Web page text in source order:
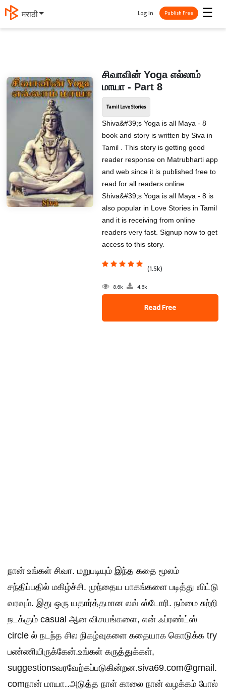
मराठी ☰
Log In Publish Free
சிவாவின் Yoga எல்லாம்
மாயா - Part 8
Tamil Love Stories
Shiva&#39;s Yoga is all Maya - 8
book and story is written by Siva in
Tamil . This story is getting good
reader response on Matrubharti app
and web since it is published free to
read for all readers online.
Shiva&#39;s Yoga is all Maya - 8 is
also popular in Love Stories in Tamil
and it is receiving from online
readers very fast. Signup now to get
access to this story.
(1.5k)
8.6k 4.6k
Read Free
நான் உங்கள் சிவா. மறுபடியும் இந்த கதை மூலம்
சந்திப்பதில் மகிழ்ச்சி. முந்தைய பாகங்களை படித்து விட்டு
வரவும். இது ஒரு யதார்த்தமான லவ் ஸ்டோரி. நம்மை சுற்றி
நடக்கும் casual ஆன விசயங்களை, என் ஃப்ரண்ட்ஸ்
circle ல் நடந்த சில நிகழ்வுகளை கதையாக கொடுக்க try
பண்ணியிருக்கேன்.உங்கள் கருத்துக்கள்,
suggestionsவரவேற்கப்படுகின்றன.siva69.com@gmail.
comநான் மாயா..அடுத்த நாள் காலை நான் வழக்கம் போல்